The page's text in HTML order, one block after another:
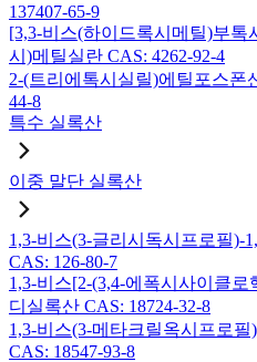
137407-65-9
[3,3-비스(하이드록시메틸)부
시)메틸실란 CAS: 4262-92-4
2-(트리에톡시실릴)에틸포스폰
44-8
특수 실록산
이중 말단 실록산
1,3-비스(3-글리시독시프로필)-
CAS: 126-80-7
1,3-비스[2-(3,4-에폭시사이클
디실록산 CAS: 18724-32-8
1,3-비스(3-메타크릴옥시프로
CAS: 18547-93-8